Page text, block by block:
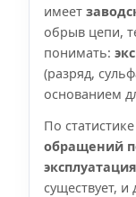
имеет
обрыв цепи,
понимать:
(разряд,
основанием
По
обращений
эксплуатация
существует, и